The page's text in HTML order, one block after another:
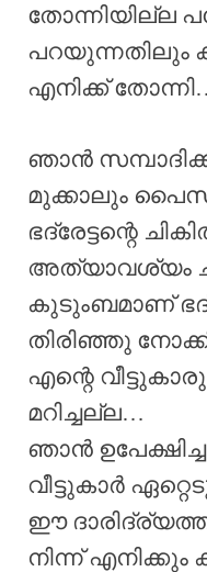
തോന്നിയില്ല
പറയുന്നതിലും
എനിക്ക്
ഞാൻ
മുക്കാലും
ഭദ്രേട്ടന്റെ
അത്യാവശ്യം
കുടുംബമാണ്
തിരിഞ്ഞു
എന്റെ
മറിച്ചല്ല…
ഞാൻ
വീട്ടുകാർ
ഈ
നിന്ന്